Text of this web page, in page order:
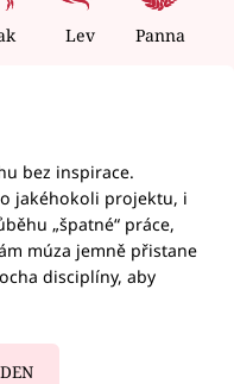
Lev Panna
bez inspirace.
jakéhokoli projektu, i
„špatné“ práce,
múza jemně přistane
disciplíny, aby